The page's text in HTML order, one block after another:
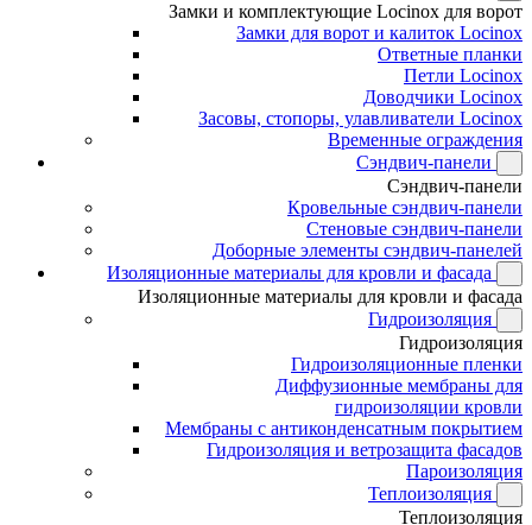
Замки и комплектующие Locinox для ворот
Замки для ворот и калиток Locinox
Ответные планки
Петли Locinox
Доводчики Locinox
Засовы, стопоры, улавливатели Locinox
Временные ограждения
Сэндвич-панели
Сэндвич-панели
Кровельные сэндвич-панели
Стеновые сэндвич-панели
Доборные элементы сэндвич-панелей
Изоляционные материалы для кровли и фасада
Изоляционные материалы для кровли и фасада
Гидроизоляция
Гидроизоляция
Гидроизоляционные пленки
Диффузионные мембраны для
гидроизоляции кровли
Мембраны с антиконденсатным покрытием
Гидроизоляция и ветрозащита фасадов
Пароизоляция
Теплоизоляция
Теплоизоляция